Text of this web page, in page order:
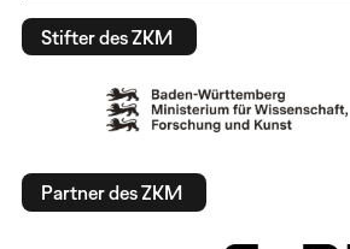
Stifter des ZKM
Partner des ZKM